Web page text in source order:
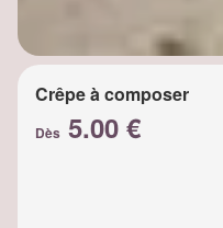
Crêpe à composer
Dès 5.00 €